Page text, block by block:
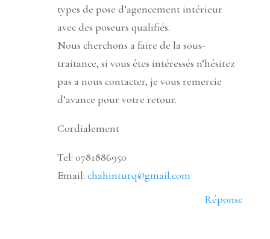
types de pose d’agencement intérieur
avec des poseurs qualifiés.
Nous cherchons a faire de la sous-
traitance, si vous êtes intéressés n’hésitez
pas a nous contacter, je vous remercie
d’avance pour votre retour.
Cordialement
Tel: 0781886950
Email: chahinturq@gmail.com
Réponse